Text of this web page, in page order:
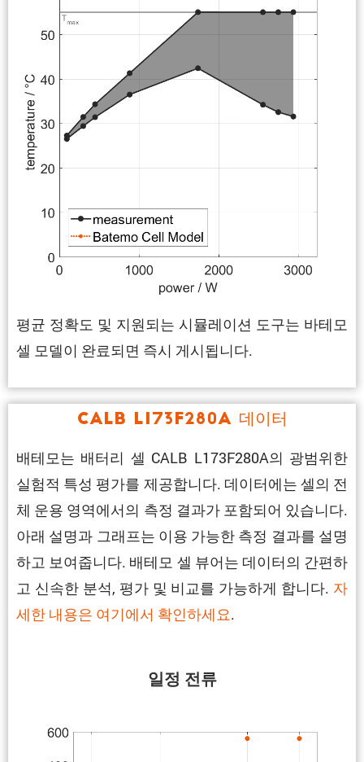
평균 정확도 및 지원되는 시뮬레이션 도구는 바테모
셀 모델이 완료되면 즉시 게시됩니다.
CALB L173F280A 데이터
배테모는 배터리 셀 CALB L173F280A의 광범위한
실험적 특성 평가를 제공합니다. 데이터에는 셀의 전
체 운용 영역에서의 측정 결과가 포함되어 있습니다.
아래 설명과 그래프는 이용 가능한 측정 결과를 설명
하고 보여줍니다. 배테모 셀 뷰어는 데이터의 간편하
고 신속한 분석, 평가 및 비교를 가능하게 합니다. 자
세한 내용은 여기에서 확인하세요.
일정 전류